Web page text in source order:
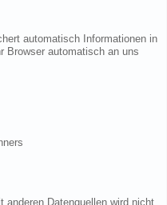
automatisch Informationen in
Browser automatisch an uns
anderen Datenquellen wird nicht